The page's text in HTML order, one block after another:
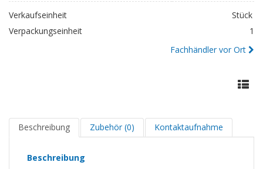
Verkaufseinheit
Stück
Verpackungseinheit
1
Fachhändler vor Ort
Beschreibung Zubehör (0) Kontaktaufnahme
Beschreibung